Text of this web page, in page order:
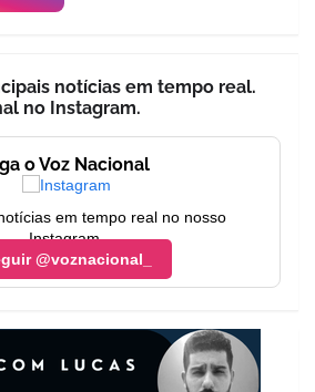
notícias em tempo real.
no Instagram.
o Voz Nacional
em tempo real no nosso
Instagram.
@voznacional_